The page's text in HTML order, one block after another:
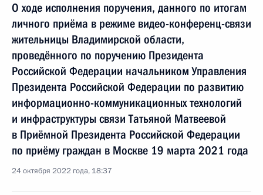
О ходе исполнения поручения, данного по итогам
личного приёма в режиме видео-конференц-связи
жительницы Владимирской области,
проведённого по поручению Президента
Российской Федерации начальником Управления
Президента Российской Федерации по развитию
информационно-коммуникационных технологий
и инфраструктуры связи Татьяной Матвеевой
в Приёмной Президента Российской Федерации
по приёму граждан в Москве 19 марта 2021 года
24 октября 2022 года, 18:37